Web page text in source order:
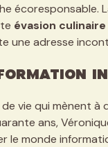
écoresponsable.
évasion culinaire
une adresse
de vie qui mènent à
ans,
le monde